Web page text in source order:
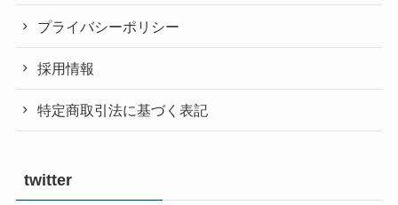
プライバシーポリシー
採用情報
特定商取引法に基づく表記
twitter